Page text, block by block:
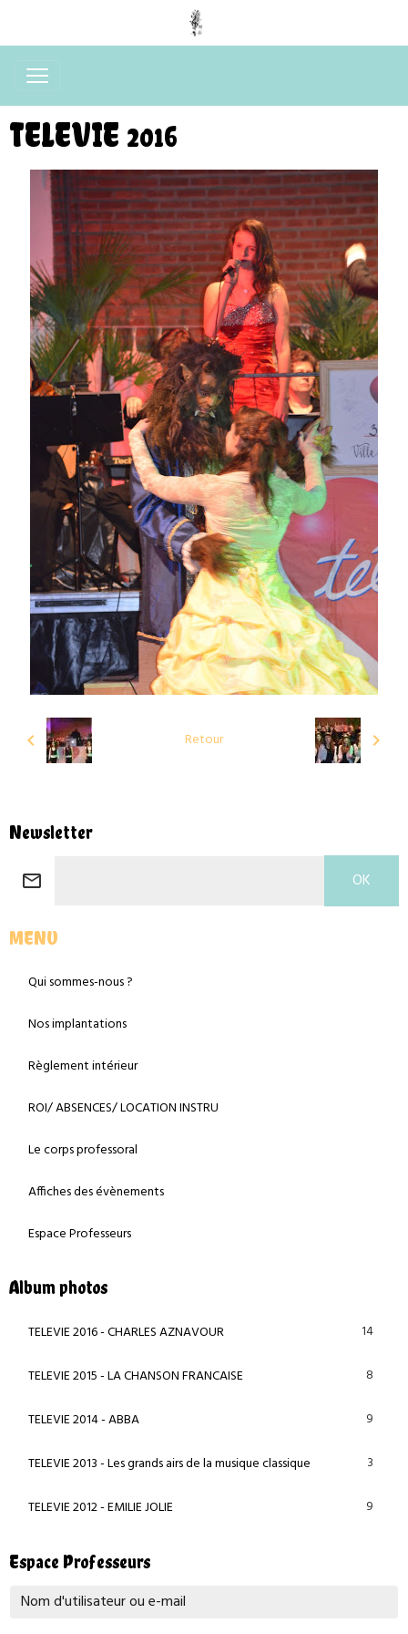
TELEVIE 2016
Retour
Newsletter
OK
MENU
Qui sommes-nous ?
Nos implantations
Règlement intérieur
ROI/ ABSENCES/ LOCATION INSTRU
Le corps professoral
Affiches des évènements
Espace Professeurs
Album photos
TELEVIE 2016 - CHARLES AZNAVOUR 14
TELEVIE 2015 - LA CHANSON FRANCAISE 8
TELEVIE 2014 - ABBA 9
TELEVIE 2013 - Les grands airs de la musique classique 3
TELEVIE 2012 - EMILIE JOLIE 9
Espace Professeurs